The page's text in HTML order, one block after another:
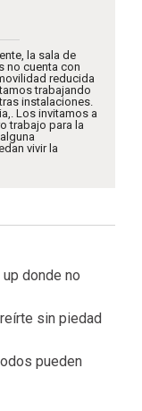
la sala de
no cuenta con
reducida
trabajando
instalaciones.
Los invitamos a
trabajo para la
vivir la
donde no
sin piedad
pueden